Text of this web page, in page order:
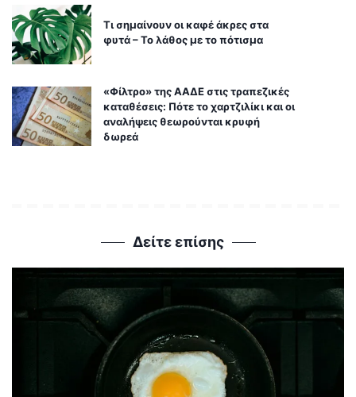
Τι σημαίνουν οι καφέ άκρες στα
φυτά – Το λάθος με το πότισμα
«Φίλτρο» της ΑΑΔΕ στις τραπεζικές
καταθέσεις: Πότε το χαρτζιλίκι και οι
αναλήψεις θεωρούνται κρυφή
δωρεά
Δείτε επίσης